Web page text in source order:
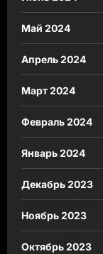
Май 2024
Апрель 2024
Март 2024
Февраль 2024
Январь 2024
Декабрь 2023
Ноябрь 2023
Октябрь 2023